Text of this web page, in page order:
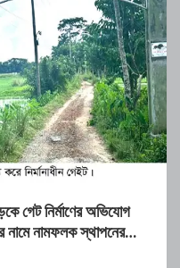
গেট নির্মাণের অভিযোগ
নামফলক স্থাপনের